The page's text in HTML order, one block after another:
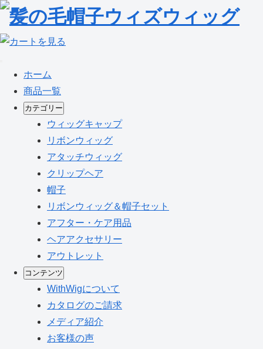
ホーム
商品一覧
カテゴリー
ウィッグキャップ
リボンウィッグ
アタッチウィッグ
クリップヘア
帽子
リボンウィッグ＆帽子セット
アフター・ケア用品
ヘアアクセサリー
アウトレット
コンテンツ
WithWigについて
カタログのご請求
メディア紹介
お客様の声